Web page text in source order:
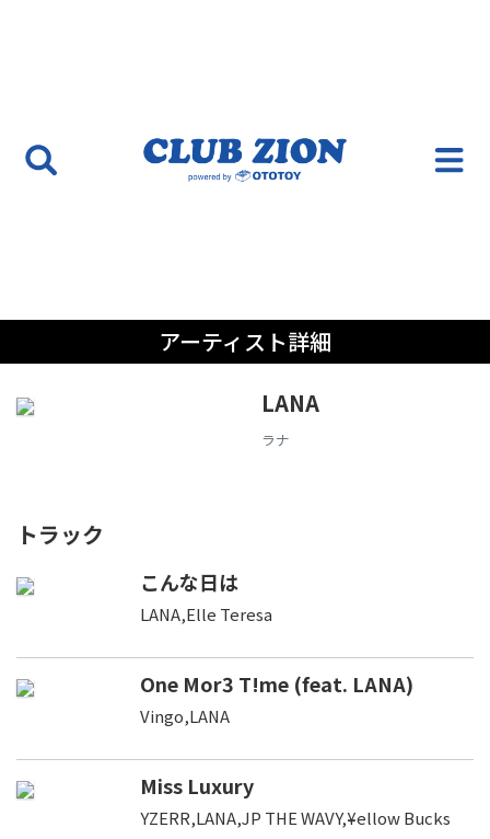
アーティスト詳細
LANA
ラナ
トラック
こんな日は
LANA,Elle Teresa
One Mor3 T!me (feat. LANA)
Vingo,LANA
Miss Luxury
YZERR,LANA,JP THE WAVY,¥ellow Bucks